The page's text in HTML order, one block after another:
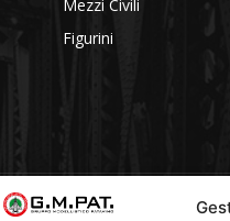
Mezzi Civili
Figurini